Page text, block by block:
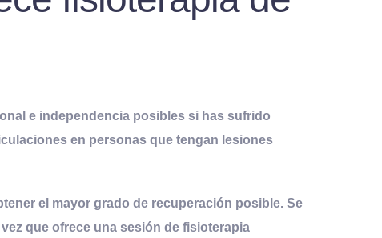
e independencia posibles si has sufrido
en personas que tengan lesiones
el mayor grado de recuperación posible. Se
que ofrece una sesión de fisioterapia